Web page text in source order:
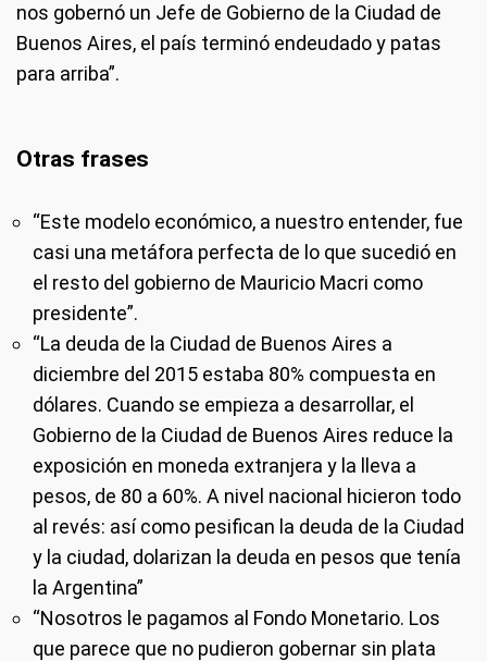
nos gobernó un Jefe de Gobierno de la Ciudad de
Buenos Aires, el país terminó endeudado y patas
para arriba”.
Otras frases
“Este modelo económico, a nuestro entender, fue
casi una metáfora perfecta de lo que sucedió en
el resto del gobierno de Mauricio Macri como
presidente”.
“La deuda de la Ciudad de Buenos Aires a
diciembre del 2015 estaba 80% compuesta en
dólares. Cuando se empieza a desarrollar, el
Gobierno de la Ciudad de Buenos Aires reduce la
exposición en moneda extranjera y la lleva a
pesos, de 80 a 60%. A nivel nacional hicieron todo
al revés: así como pesifican la deuda de la Ciudad
y la ciudad, dolarizan la deuda en pesos que tenía
la Argentina”
“Nosotros le pagamos al Fondo Monetario. Los
que parece que no pudieron gobernar sin plata